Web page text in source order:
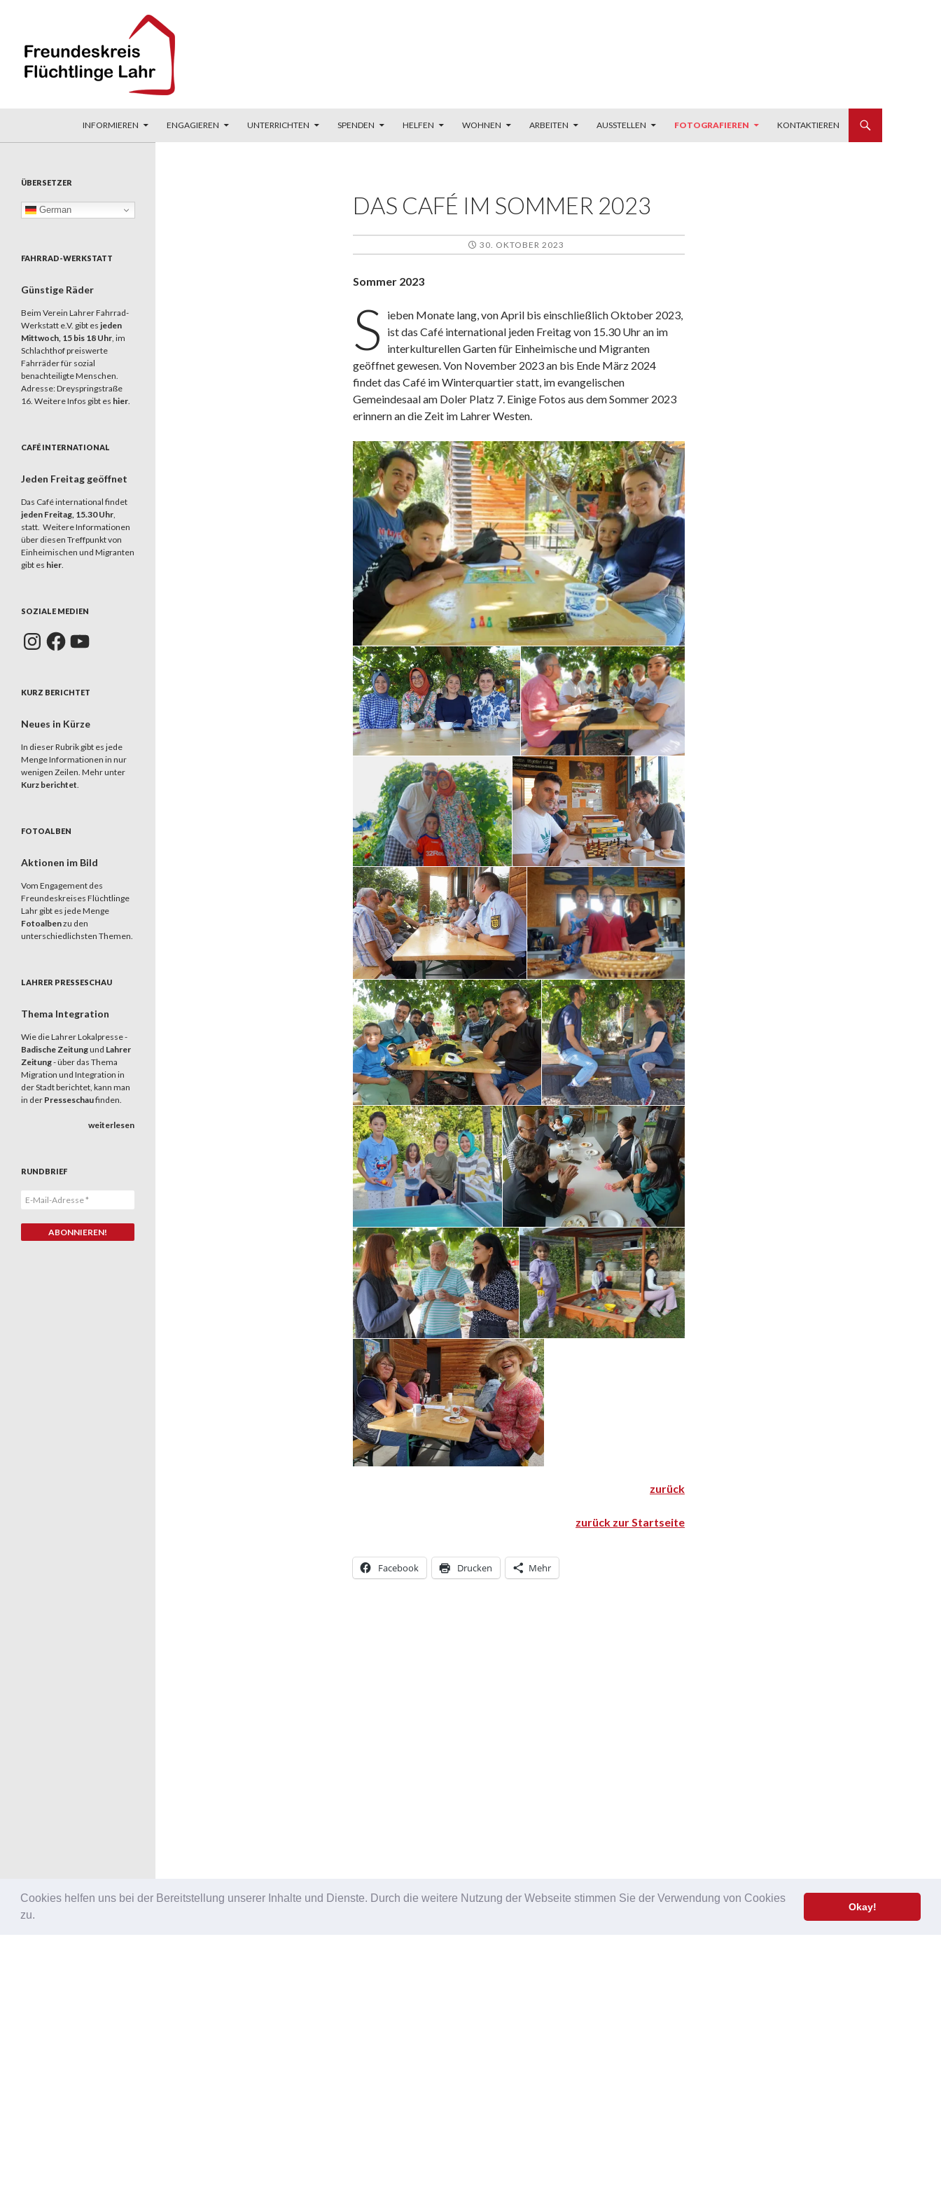
Cookies helfen uns bei der Bereitstellung unserer Inhalte und Dienste. Durch die weitere Nutzung der Webseite stimmen Sie der Verwendung von Cookies
zu.
Okay!
Freundeskreis Flüchtlinge Lahr
INFORMIEREN ENGAGIEREN UNTERRICHTEN SPENDEN HELFEN WOHNEN ARBEITEN AUSSTELLEN FOTOGRAFIEREN KONTAKTIEREN
DAS CAFÉ IM SOMMER 2023
30. OKTOBER 2023
Sommer 2023
S
ieben Monate lang, von April bis einschließlich Oktober 2023,
ist das Café international jeden Freitag von 15.30 Uhr an im
interkulturellen Garten für Einheimische und Migranten
geöffnet gewesen. Von November 2023 an bis Ende März 2024
findet das Café im Winterquartier statt, im evangelischen
Gemeindesaal am Doler Platz 7. Einige Fotos aus dem Sommer 2023
erinnern an die Zeit im Lahrer Westen.
zurück
zurück zur Startseite
Facebook Drucken Mehr
ÜBERSETZER
German
FAHRRAD-WERKSTATT
Günstige Räder
Beim Verein Lahrer Fahrrad-
Werkstatt e.V. gibt es jeden
Mittwoch, 15 bis 18 Uhr, im
Schlachthof preiswerte
Fahrräder für sozial
benachteiligte Menschen.
Adresse: Dreyspringstraße
16. Weitere Infos gibt es hier.
CAFÉ INTERNATIONAL
Jeden Freitag geöffnet
Das Café international findet
jeden Freitag, 15.30 Uhr,
statt. Weitere Informationen
über diesen Treffpunkt von
Einheimischen und Migranten
gibt es hier.
SOZIALE MEDIEN
InstagramFacebookYouTube
KURZ BERICHTET
Neues in Kürze
In dieser Rubrik gibt es jede
Menge Informationen in nur
wenigen Zeilen. Mehr unter
Kurz berichtet.
FOTOALBEN
Aktionen im Bild
Vom Engagement des
Freundeskreises Flüchtlinge
Lahr gibt es jede Menge
Fotoalbenzu den
unterschiedlichsten Themen.
LAHRER PRESSESCHAU
Thema Integration
Wie die Lahrer Lokalpresse -
Badische Zeitungund Lahrer
Zeitung- über das Thema
Migration und Integration in
der Stadt berichtet, kann man
in der Presseschaufinden.
weiterlesen
RUNDBRIEF